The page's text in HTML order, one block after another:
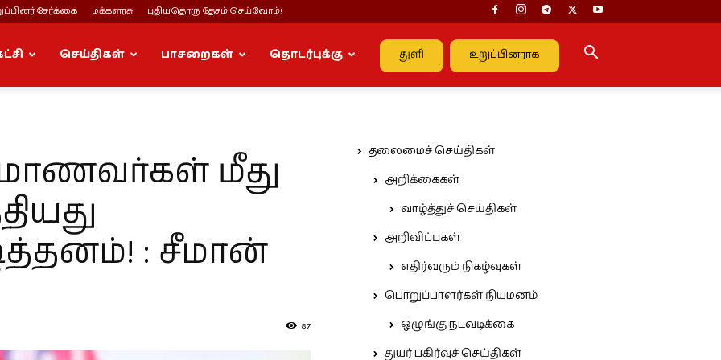
சேர்க்கை மக்களரசு புதியதொரு தேசம் செய்வோம்!
துளி உறுப்பினராக
செய்திகள் பாசறைகள் தொடர்புக்கு
மாணவர்கள் மீது
: சீமான்
87
தலைமைச் செய்திகள்
அறிக்கைகள்
வாழ்த்துச் செய்திகள்
அறிவிப்புகள்
எதிர்வரும் நிகழ்வுகள்
பொறுப்பாளர்கள் நியமனம்
ஒழுங்கு நடவடிக்கை
துயர் பகிர்வுச் செய்திகள்